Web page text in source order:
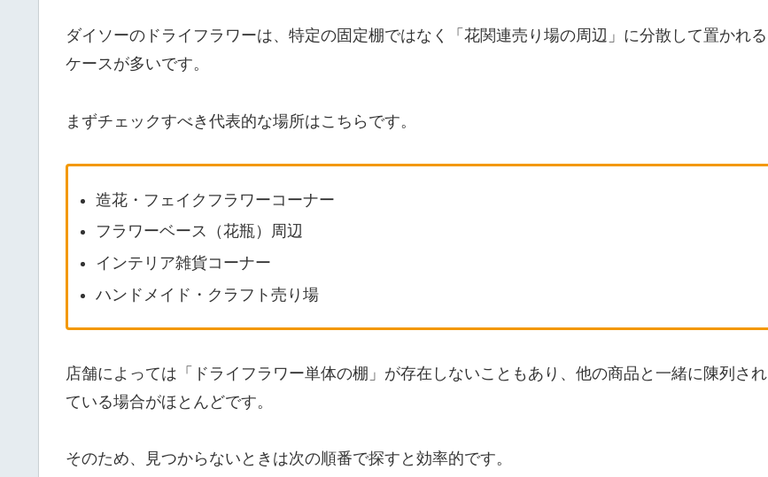
ダイソーのドライフラワーは、特定の固定棚ではなく「花関連売り場の周辺」に分散して置かれる
ケースが多いです。
まずチェックすべき代表的な場所はこちらです。
造花・フェイクフラワーコーナー
フラワーベース（花瓶）周辺
インテリア雑貨コーナー
ハンドメイド・クラフト売り場
店舗によっては「ドライフラワー単体の棚」が存在しないこともあり、他の商品と一緒に陳列され
ている場合がほとんどです。
そのため、見つからないときは次の順番で探すと効率的です。